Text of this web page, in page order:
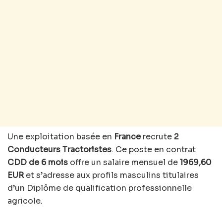
Une exploitation basée en Francerecrute 2
Conducteurs Tractoristes. Ce poste en contrat
CDD de 6 mois offre un salaire mensuel de1969,60
EURet s’adresse aux profils masculins titulaires
d’un Diplôme de qualification professionnelle
agricole.